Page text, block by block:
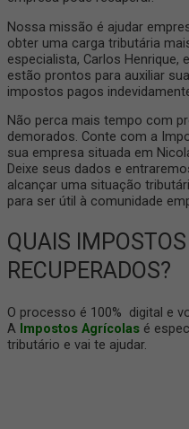
Nossa missão é ajudar
obter uma carga tributária
especialista, Carlos Henrique,
estão prontos para auxiliar
impostos pagos
Não perca mais tempo com
demorados. Conte com a
sua empresa situada em
Deixe seus dados e
alcançar uma situação
para ser útil à comunidade
QUAIS
RECUPERADOS?
O processo é 100% digital e
A Impostos Agrícolas é
tributário e vai te ajudar.